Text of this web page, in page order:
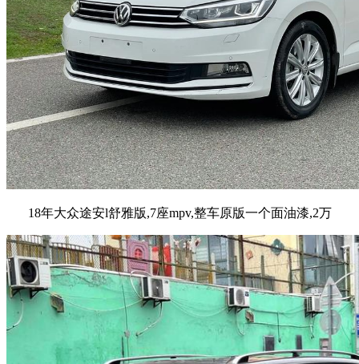
18年大众途安l舒雅版,7座mpv,整车原版一个面油漆,2万